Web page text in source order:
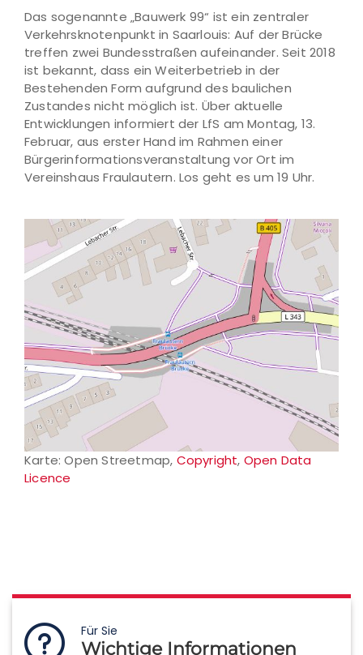
Das sogenannte „Bauwerk 99“ ist ein zentraler
Verkehrsknotenpunkt in Saarlouis: Auf der Brücke
treffen zwei Bundesstraßen aufeinander. Seit 2018
ist bekannt, dass ein Weiterbetrieb in der
Bestehenden Form aufgrund des baulichen
Zustandes nicht möglich ist. Über aktuelle
Entwicklungen informiert der LfS am Montag, 13.
Februar, aus erster Hand im Rahmen einer
Bürgerinformationsveranstaltung vor Ort im
Vereinshaus Fraulautern. Los geht es um 19 Uhr.
Karte: Open Streetmap, Copyright, Open Data
Licence
Für Sie
Wichtige Informationen